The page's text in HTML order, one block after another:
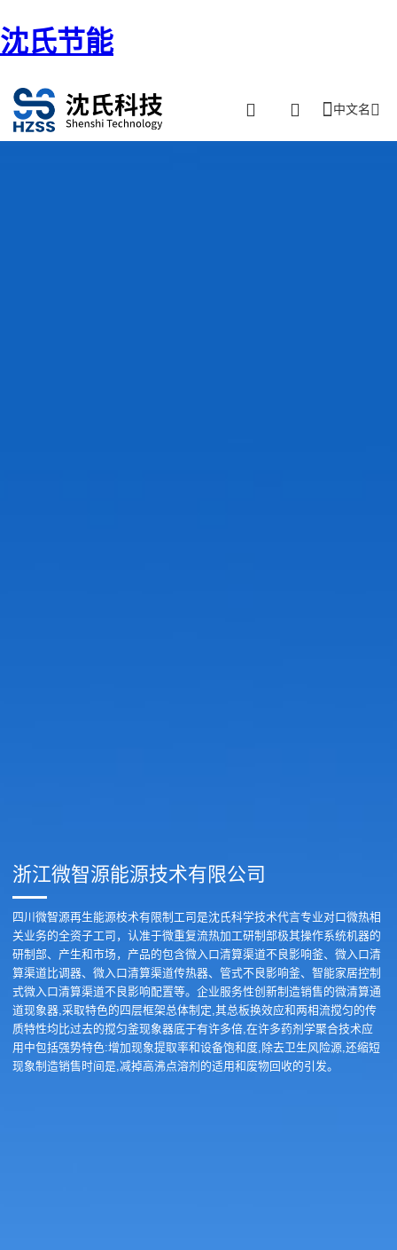
沈氏节能
中文名
浙江微智源能源技术有限公司
四川微智源再生能源枝术有限制工司是沈氏科学技术代言专业对口微热相
关业务的全资子工司，认准于微重复流热加工研制部极其操作系统机器的
研制部、产生和市场，产品的包含微入口清算渠道不良影响釜、微入口清
算渠道比调器、微入口清算渠道传热器、管式不良影响釜、智能家居控制
式微入口清算渠道不良影响配置等。企业服务性创新制造销售的微清算通
道现象器,采取特色的四层框架总体制定,其总板换效应和两相流搅匀的传
质特性均比过去的搅匀釜现象器底于有许多倍,在许多药剂学聚合技术应
用中包括强势特色:增加现象提取率和设备饱和度,除去卫生风险源,还缩短
现象制造销售时间是,减掉高沸点溶剂的适用和废物回收的引发。